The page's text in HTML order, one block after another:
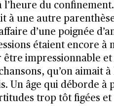
l’heure du
à une autre
d’une poignée
étaient encore à
être impressionnable
qu’on aimait à
Un âge qui déborde à
trop tôt figées